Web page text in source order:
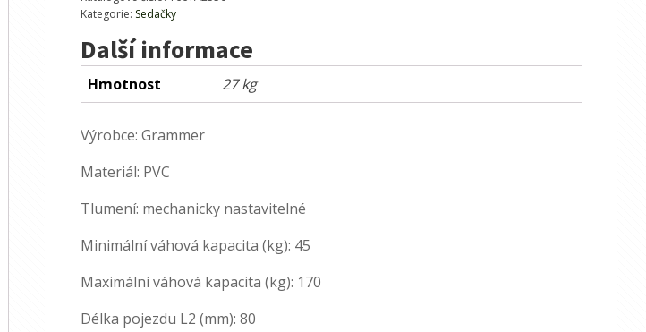
Kategorie: Sedačky
Další informace
Hmotnost 27 kg
Výrobce: Grammer
Materiál: PVC
Tlumení: mechanicky nastavitelné
Minimální váhová kapacita (kg): 45
Maximální váhová kapacita (kg): 170
Délka pojezdu L2 (mm): 80